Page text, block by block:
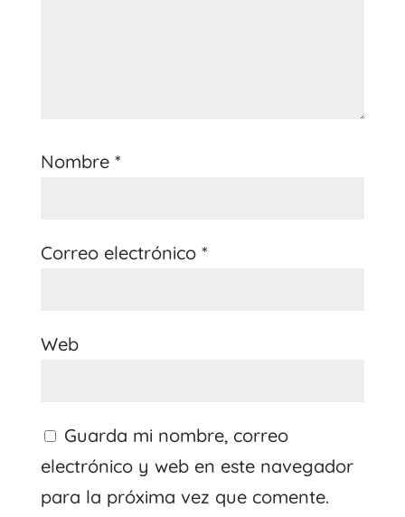
Nombre *
Correo electrónico *
Web
Guarda mi nombre, correo
electrónico y web en este navegador
para la próxima vez que comente.